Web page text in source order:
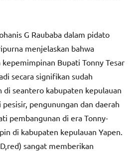
G Raubaba dalam pidato
menjelaskan bahwa
Bupati Tonny Tesar
secara signifikan sudah
di seantero kabupaten kepulauan
pesisir, pengunungan dan daerah
pembangunan di era Tonny-
di kabupaten kepulauan Yapen.
sangat memberikan